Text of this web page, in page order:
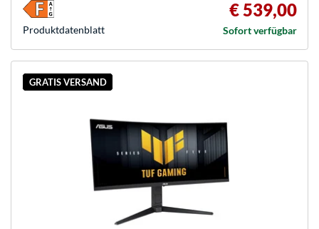
€ 539,00
Sofort verfügbar
Produkt­datenblatt
GRATIS VERSAND